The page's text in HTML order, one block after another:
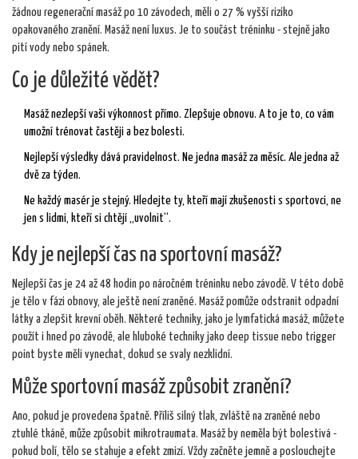
žádnou regenerační masáž po 10 závodech, měli o 27 % vyšší riziko
opakovaného zranění. Masáž není luxus. Je to součást tréninku - stejně jako
pití vody nebo spánek.
Co je důležité vědět?
Masáž nezlepší vaši výkonnost přímo. Zlepšuje obnovu. A to je to, co vám
umožní trénovat častěji a bez bolesti.
Nejlepší výsledky dává pravidelnost. Ne jedna masáž za měsíc. Ale jedna až
dvě za týden.
Ne každý masér je stejný. Hledejte ty, kteří mají zkušenosti s sportovci, ne
jen s lidmi, kteří si chtějí „uvolnit“.
Kdy je nejlepší čas na sportovní masáž?
Nejlepší čas je 24 až 48 hodin po náročném tréninku nebo závodě. V této době
je tělo v fázi obnovy, ale ještě není zraněné. Masáž pomůže odstranit odpadní
látky a zlepšit krevní oběh. Některé techniky, jako je lymfatická masáž, můžete
použít i hned po závodě, ale hluboké techniky jako deep tissue nebo trigger
point byste měli vynechat, dokud se svaly nezklidní.
Může sportovní masáž způsobit zranění?
Ano, pokud je provedena špatně. Příliš silný tlak, zvláště na zraněné nebo
ztuhlé tkáně, může způsobit mikrotraumata. Masáž by neměla být bolestivá -
pokud bolí, tělo se stahuje a efekt zmizí. Vždy začněte jemně a poslouchejte